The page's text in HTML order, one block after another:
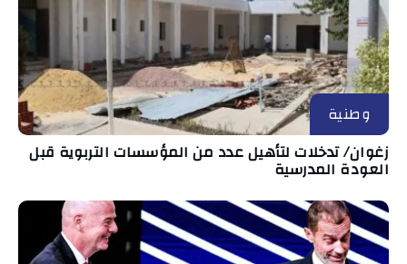
وطنية
زغوان/ تدخلات لتأهيل عدد من المؤسسات التربوية قبل
العودة المدرسية